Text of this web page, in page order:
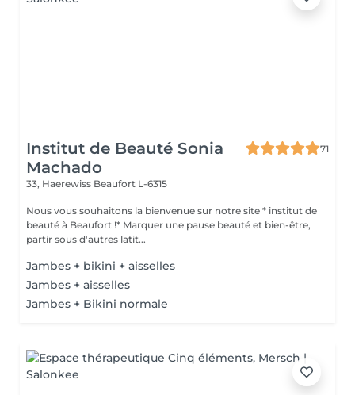
Institut de Beauté Sonia
Machado
71
33, Haerewiss Beaufort L-6315
Nous vous souhaitons la bienvenue sur notre site * institut de
beauté à Beaufort !* Marquer une pause beauté et bien-être,
partir sous d'autres latit...
Jambes + bikini + aisselles
Jambes + aisselles
Jambes + Bikini normale